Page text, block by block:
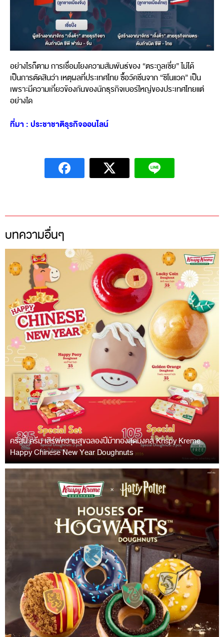
อย่างไรก็ตาม การเชื่อมโยงความสัมพันธ์ของ “ตระกูลเซี่ย” ไม่ได้
เป็นการตัดสินว่า เหตุผลที่ประเทศไทย ซื้อวัคซีนจาก “ซิโนแวค” เป็น
เพราะมีความเกี่ยวข้องกันของนักธุรกิจเบอร์ใหญ่ของประเทศไทยแต่
อย่างใด
ที่มา : ประชาชาติธุรกิจออนไลน์
บทความอื่นๆ
คริสปี้ ครีม เสิร์ฟความสุขฉลองปีม้าทองสุดมงคล Krispy Kreme
Happy Chinese New Year Doughnuts